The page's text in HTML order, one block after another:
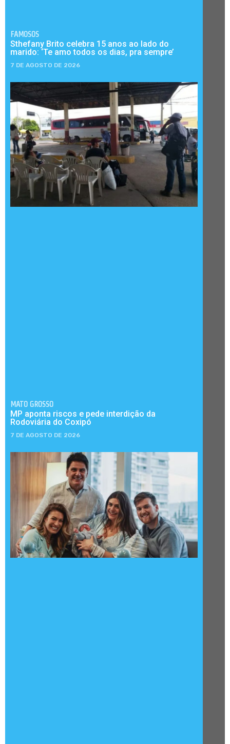
FAMOSOS
Sthefany Brito celebra 15 anos ao lado do
marido: ‘Te amo todos os dias, pra sempre’
7 DE AGOSTO DE 2026
MATO GROSSO
MP aponta riscos e pede interdição da
Rodoviária do Coxipó
7 DE AGOSTO DE 2026